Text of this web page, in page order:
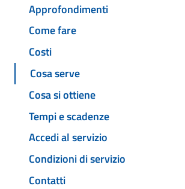
Approfondimenti
Come fare
Costi
Cosa serve
Cosa si ottiene
Tempi e scadenze
Accedi al servizio
Condizioni di servizio
Contatti